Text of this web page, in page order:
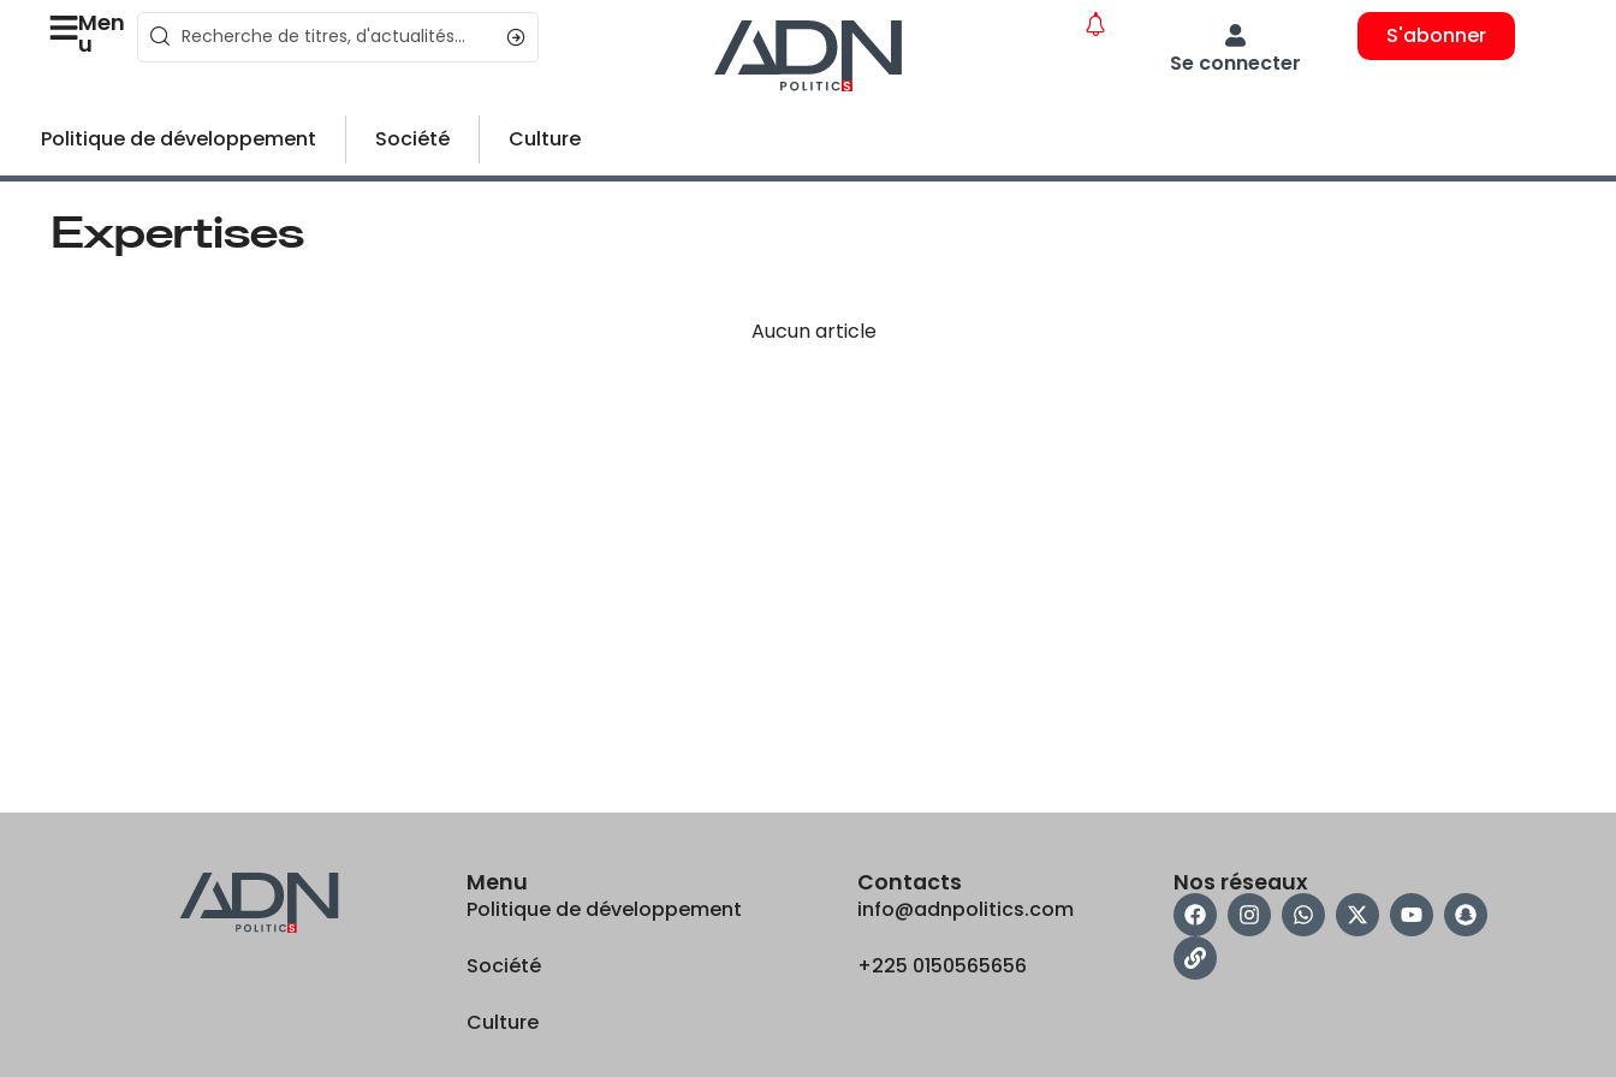
Men
u
Se connecter
S'abonner
Politique de développement Société Culture
Expertises
Aucun article
Menu
Politique de développement
Société
Culture
Contacts
info@adnpolitics.com
+225 0150565656
Nos réseaux